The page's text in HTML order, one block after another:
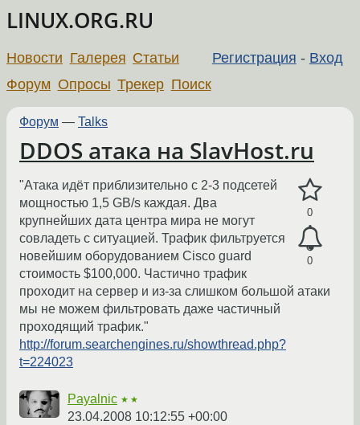
LINUX.ORG.RU
Регистрация - Вход
Новости Галерея Статьи
Форум Опросы Трекер Поиск
Форум — Talks
DDOS атака на SlavHost.ru
0
0
"Атака идёт приблизительно с 2-3 подсетей
мощностью 1,5 GB/s каждая. Два
крупнейших дата центра мира не могут
совладеть с ситуацией. Трафик фильтруется
новейшим оборудованием Cisco guard
стоимость $100,000. Частично трафик
проходит на сервер и из-за слишком большой атаки
мы не можем фильтровать даже частичный
проходящий трафик."
http://forum.searchengines.ru/showthread.php?
t=224023
Payalnic ★★
23.04.2008 10:12:55 +00:00